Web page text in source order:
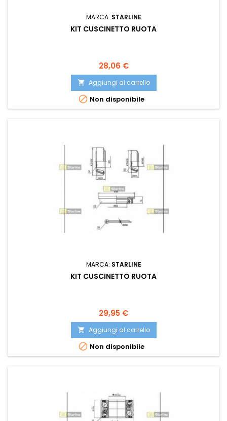
MARCA: STARLINE
KIT CUSCINETTO RUOTA
Prezzo
28,06 €
 Aggiungi al carrello
 Non disponibile
MARCA: STARLINE
KIT CUSCINETTO RUOTA
Prezzo
29,95 €
 Aggiungi al carrello
 Non disponibile